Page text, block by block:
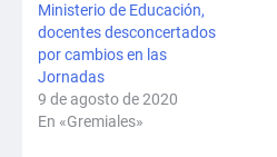
Ministerio de Educación,
docentes desconcertados
por cambios en las
Jornadas
9 de agosto de 2020
En «Gremiales»